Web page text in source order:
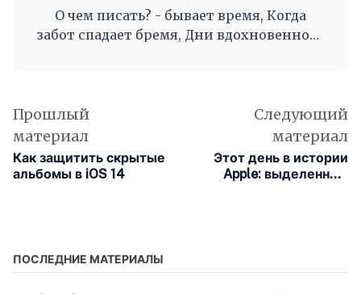
О чем писать? - бывает время, Когда
забот спадает бремя, Дни вдохновенного
Прошлый
материал
Как защитить скрытые
альбомы в iOS 14
Следующий
материал
Этот день в истории
Apple: выделенные
ПОСЛЕДНИЕ МАТЕРИАЛЫ